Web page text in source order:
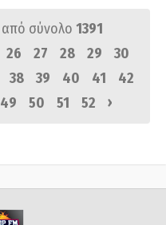
από σύνολο 1391
26 27 28 29
30
38 39 40 41
42
49 50 51 52 ›